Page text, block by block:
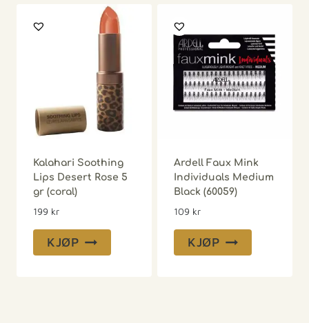
Kalahari Soothing
Lips Desert Rose 5
gr (coral)
199 kr
KJØP
Ardell Faux Mink
Individuals Medium
Black (60059)
109 kr
KJØP